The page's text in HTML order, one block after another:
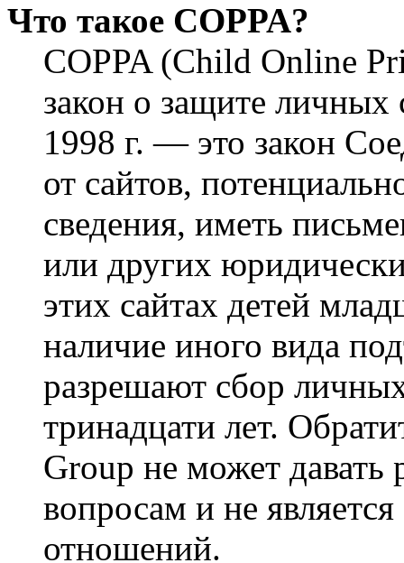
Что такое COPPA?
COPPA (Child Online
закон о защите личных
1998 г. — это закон
от сайтов,
сведения, иметь
или других
этих сайтах детей
наличие иного вида
разрешают сбор
тринадцати лет.
Group не может
вопросам и не
отношений.